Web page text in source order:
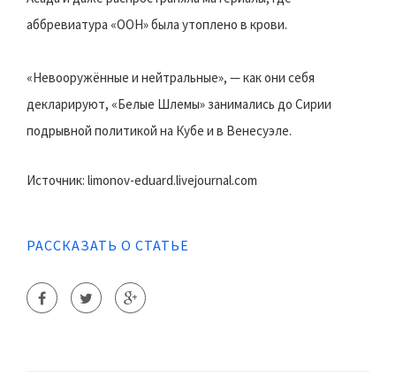
аббревиатура «ООН» была утоплено в крови.
«Невооружённые и нейтральные», — как они себя
декларируют, «Белые Шлемы» занимались до Сирии
подрывной политикой на Кубе и в Венесуэле.
Источник: limonov-eduard.livejournal.com
РАССКАЗАТЬ О СТАТЬЕ